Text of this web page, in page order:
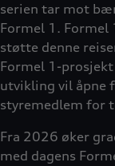
serien tar mot
Formel 1. Formel
støtte denne
Formel 1-
utvikling vil åpne
styremedlem for
Fra 2026 øker
med dagens